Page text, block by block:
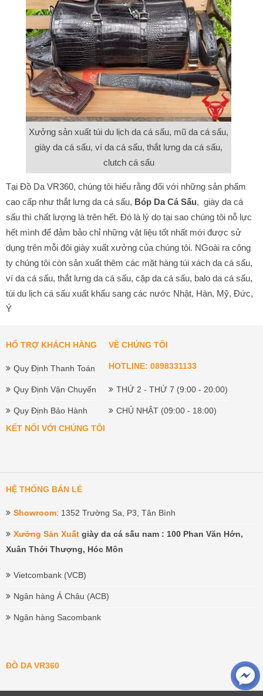
Xưởng sản xuất túi du lịch da cá sấu, mũ da cá sấu,
giày da cá sấu, ví da cá sấu, thắt lưng da cá sấu,
clutch cá sấu
Tại Đồ Da VR360, chúng tôi hiểu rằng đối với những sản phẩm
cao cấp như thắt lưng da cá sấu, Bóp Da Cá Sấu, giày da cá
sấu thì chất lượng là trên hết. Đó là lý do tại sao chúng tôi nỗ lực
hết mình để đảm bảo chỉ những vật liệu tốt nhất mới được sử
dụng trên mỗi đôi giày xuất xưởng của chúng tôi. NGoài ra công
ty chúng tôi còn sản xuất thêm các mặt hàng túi xách da cá sấu,
ví da cá sấu, thắt lưng da cá sấu, cặp da cá sấu, balo da cá sấu,
túi du lịch cá sấu xuất khẩu sang các nước Nhật, Hàn, Mỹ, Đức,
Ý
HỔ TRỢ KHÁCH HÀNG
Quy Định Thanh Toán
Quy Định Vận Chuyển
Quy Định Bảo Hành
VỀ CHÚNG TÔI
HOTLINE: 0898331133
THỨ 2 - THỨ 7 (9:00 - 20:00)
CHỦ NHẬT (09:00 - 18:00)
KẾT NỐI VỚI CHÚNG TÔI
HỆ THỐNG BÁN LẺ
Showroom: 1352 Trường Sa, P3, Tân Bình
Xưởng Sản Xuất giày da cá sấu nam : 100 Phan Văn Hớn,
Xuân Thới Thượng, Hóc Môn
Vietcombank (VCB)
Ngân hàng Á Châu (ACB)
Ngân hàng Sacombank
ĐỒ DA VR360